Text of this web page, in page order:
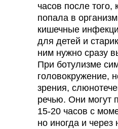
часов после того,
попала в
кишечные
для детей и
ним нужно сразу
При ботулизме
головокружение,
зрения,
речью. Они могут
15-20 часов с
но иногда и через